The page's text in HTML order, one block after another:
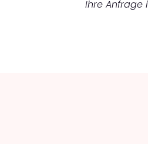
Ihre Anfrage